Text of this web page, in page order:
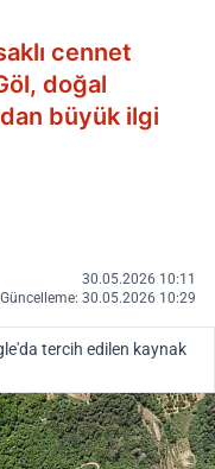
cennet
doğal
büyük ilgi
30.05.2026 10:11
Güncelleme: 30.05.2026 10:29
tercih edilen kaynak